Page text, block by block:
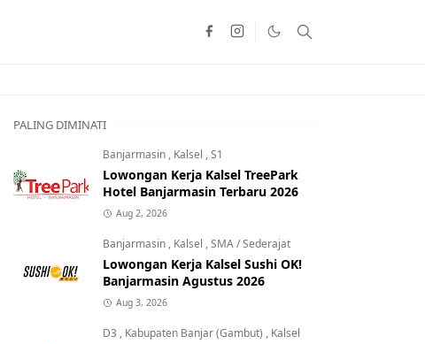
PALING DIMINATI
Banjarmasin , Kalsel ,S1
Lowongan Kerja Kalsel TreePark
Hotel Banjarmasin Terbaru 2026
Aug 2, 2026
Banjarmasin , Kalsel ,SMA / Sederajat
Lowongan Kerja Kalsel Sushi OK!
Banjarmasin Agustus 2026
Aug 3, 2026
D3 , Kabupaten Banjar (Gambut) , Kalsel